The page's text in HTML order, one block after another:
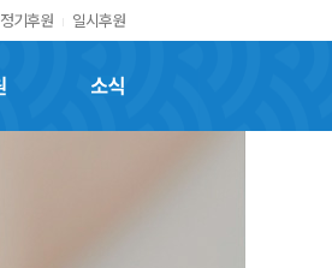
정기후원 일시후원
소식